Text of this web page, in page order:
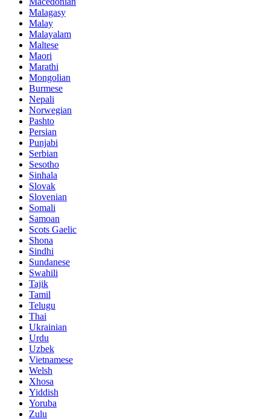
Malagasy
Malay
Malayalam
Maltese
Maori
Marathi
Mongolian
Burmese
Nepali
Norwegian
Pashto
Persian
Punjabi
Serbian
Sesotho
Sinhala
Slovak
Slovenian
Somali
Samoan
Scots Gaelic
Shona
Sindhi
Sundanese
Swahili
Tajik
Tamil
Telugu
Thai
Ukrainian
Urdu
Uzbek
Vietnamese
Welsh
Xhosa
Yiddish
Yoruba
Zulu